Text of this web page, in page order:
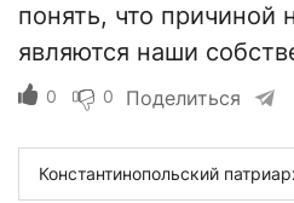
понять, что причиной
являются наши
0 0 Поделиться
Константинопольский